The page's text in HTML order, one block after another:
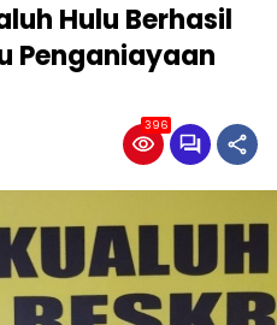
Hulu Berhasil
Penganiayaan
396